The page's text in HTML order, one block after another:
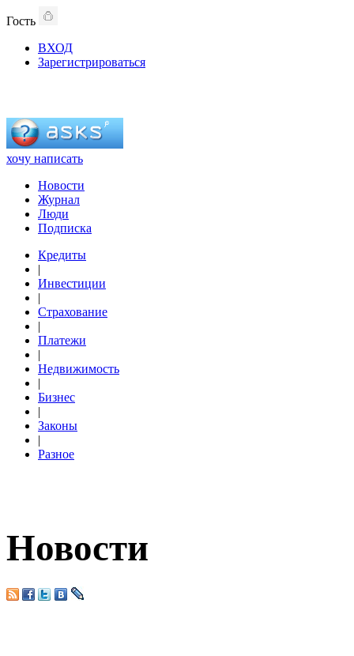
Гость
ВХОД
Зарегистрироваться
хочу написать
Новости
Журнал
Люди
Подписка
Кредиты
|
Инвестиции
|
Страхование
|
Платежи
|
Недвижимость
|
Бизнес
|
Законы
|
Разное
Новости